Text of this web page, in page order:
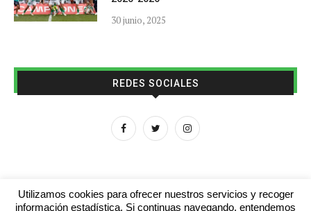
30 junio, 2025
REDES SOCIALES
Utilizamos cookies para ofrecer nuestros servicios y recoger
información estadística. Si continuas navegando, entendemos